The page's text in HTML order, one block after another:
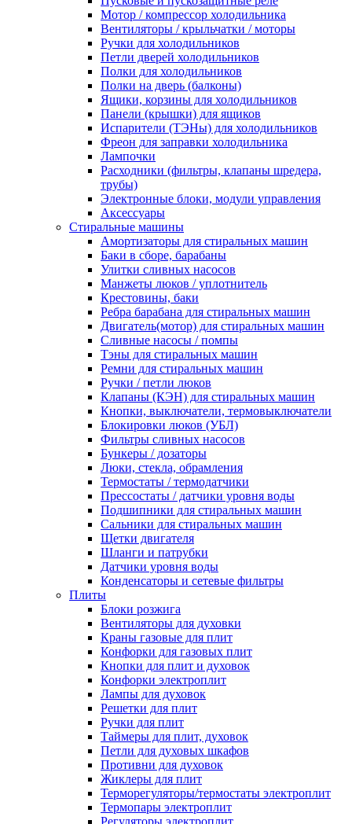
Мотор / компрессор холодильника
Вентиляторы / крыльчатки / моторы
Ручки для холодильников
Петли дверей холодильников
Полки для холодильников
Полки на дверь (балконы)
Ящики, корзины для холодильников
Панели (крышки) для ящиков
Испарители (ТЭНы) для холодильников
Фреон для заправки холодильника
Лампочки
Расходники (фильтры, клапаны шредера,
трубы)
Электронные блоки, модули управления
Аксессуары
Стиральные машины
Амортизаторы для стиральных машин
Баки в сборе, барабаны
Улитки сливных насосов
Манжеты люков / уплотнитель
Крестовины, баки
Ребра барабана для стиральных машин
Двигатель(мотор) для стиральных машин
Сливные насосы / помпы
Тэны для стиральных машин
Ремни для стиральных машин
Ручки / петли люков
Клапаны (КЭН) для стиральных машин
Кнопки, выключатели, термовыключатели
Блокировки люков (УБЛ)
Фильтры сливных насосов
Бункеры / дозаторы
Люки, стекла, обрамления
Термостаты / термодатчики
Прессостаты / датчики уровня воды
Подшипники для стиральных машин
Сальники для стиральных машин
Щетки двигателя
Шланги и патрубки
Датчики уровня воды
Конденсаторы и сетевые фильтры
Плиты
Блоки розжига
Вентиляторы для духовки
Краны газовые для плит
Конфорки для газовых плит
Кнопки для плит и духовок
Конфорки электроплит
Лампы для духовок
Решетки для плит
Ручки для плит
Таймеры для плит, духовок
Петли для духовых шкафов
Противни для духовок
Жиклеры для плит
Терморегуляторы/термостаты электроплит
Термопары электроплит
Регуляторы электроплит